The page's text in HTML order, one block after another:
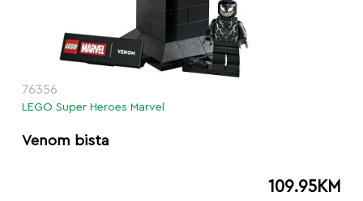
76356
LEGO Super Heroes Marvel
Venom bista
109.95KM